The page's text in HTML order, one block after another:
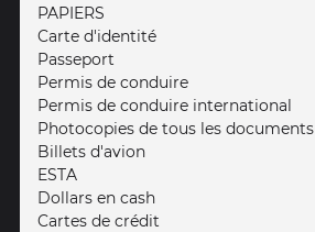
PAPIERS
Carte d'identité
Passeport
Permis de conduire
Permis de conduire international
Photocopies de tous les documents
Billets d'avion
ESTA
Dollars en cash
Cartes de crédit